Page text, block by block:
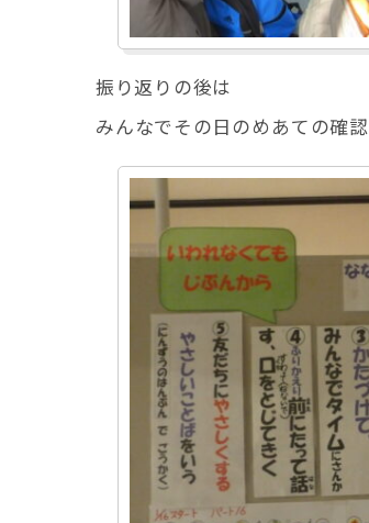
振り返りの後は
みんなでその 日のめあての確認